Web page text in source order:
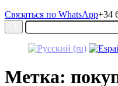
Связаться по WhatsApp+34
Метка: